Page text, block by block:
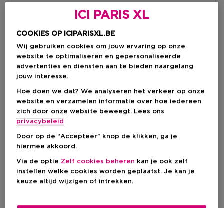
Wild Eau So Intense eau de parfum. Een intens
bloemig parfummet bananenbloesemakkoord,
jasmijnextract en geurnoten van amber en sandelhout.
Deze fascinerende geur is geïnspireerd op de unieke
en verrassende ontdekkingen diep in het bos –
levendig, kleurrijk en onverwacht. Met deze prachtige
interpretatie van de natuur wordt de zin voor avontuur
en de reislust van de drager aangewakkerd.
Amber en sandelhout
Hartnoten:
Jasmijnextract en tuberoos
Topnoten:
Bananenbloesem
Breng dit Marc Jacobs parfum aan op de
pulsatiepunten van het lichaam, zoals de polsen, hals,
de borst en achter de oren.
EAN code:
3616305033031
Ingrediënten
ALCOHOL DENAT., PARFUM/FRAGRANCE,
AQUA/WATER/EAU, PROPYLENE GLYCOL,
ETHYLHEXYL SALICYLATE,
TETRAMETHYL
ACETYLOCTAHYDRONAPHTHALENES, BUTYL
METHOXYDIBENZOYLMETHANE, GERANYL
ACETATE, HEXADECANOLACTONE, LIMONENE,
CITRUS AURANTIUM BERGAMIA (BERGAMOT) PEEL
OIL, LINALYL ACETATE, HYDROXYCITRONELLAL,
ALPHA-ISOMETHYL IONONE, CITRUS LIMON
(LEMON) PEEL OIL, CITRONELLOL, JASMINE
OIL/EXTRACT, VANILLIN, ROSE KETONES, PINENE,
Productveiligheid
Contactnaam:
Coty
Communicatieadres:
Rue du Quatre Septembre 14, 75002, Paris
(France)
-
Levering en retourneren
Hoe verloopt de levering?
Je kunt jouw bestelling laten bezorgen op je huisadres,
ICI PARIS XL
COOKIES OP ICIPARISXL.BE
Wij gebruiken cookies om jouw ervaring op onze
website te optimaliseren en gepersonaliseerde
advertenties en diensten aan te bieden naargelang
jouw interesse.
Hoe doen we dat? We analyseren het verkeer op onze
website en verzamelen informatie over hoe iedereen
zich door onze website beweegt. Lees ons
privacybeleid
Door op de “Accepteer” knop de klikken, ga je
hiermee akkoord.
Via de optie Zelf cookies beheren kan je ook zelf
instellen welke cookies worden geplaatst. Je kan je
keuze altijd wijzigen of intrekken.